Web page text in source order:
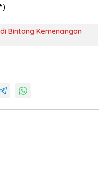
Bintang Kemenangan